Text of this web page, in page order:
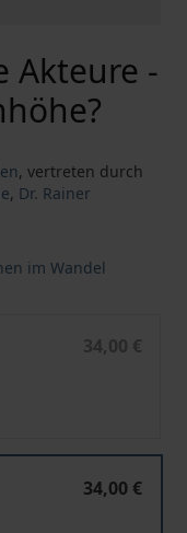
Akteure -
, vertreten durch
, Dr. Rainer
im Wandel
34,00 €
34,00 €